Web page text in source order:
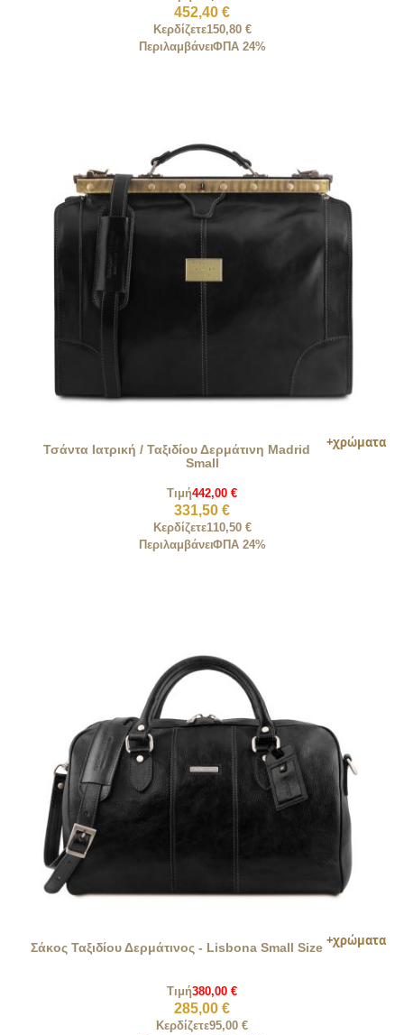
452,40 €
Κερδίζετε150,80 €
ΠεριλαμβάνειΦΠΑ 24%
Τσάντα Ιατρική / Ταξιδίου Δερμάτινη Madrid
Small
Τιμή442,00 €
331,50 €
Κερδίζετε110,50 €
ΠεριλαμβάνειΦΠΑ 24%
Σάκος Ταξιδίου Δερμάτινος - Lisbona Small Size
Τιμή380,00 €
285,00 €
Κερδίζετε95,00 €